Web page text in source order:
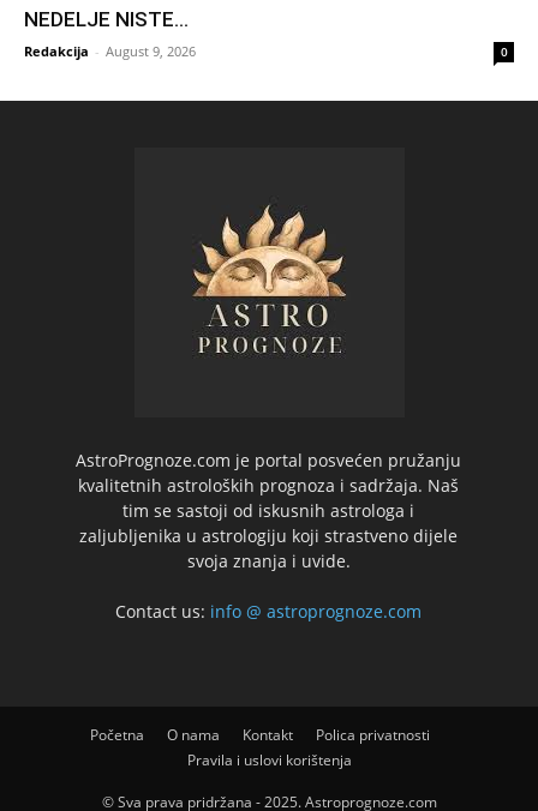
NEDELJE NISTE...
Redakcija - August 9, 2026 0
AstroPrognoze.com je portal posvećen pružanju
kvalitetnih astroloških prognoza i sadržaja. Naš
tim se sastoji od iskusnih astrologa i
zaljubljenika u astrologiju koji strastveno dijele
svoja znanja i uvide.
Contact us: info @ astroprognoze.com
Početna O nama Kontakt
Polica privatnosti
Pravila i uslovi korištenja
© Sva prava pridržana - 2025. Astroprognoze.com